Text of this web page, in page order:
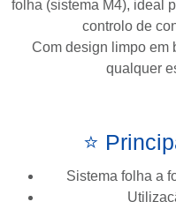
folha (sistema M4), ideal
controlo de
Com design limpo em
qualquer
⭐
Sistema folha a